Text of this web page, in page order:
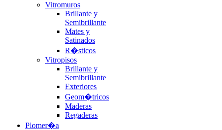
Vitromuros
Brillante y
Semibrillante
Mates y
Satinados
R�sticos
Vitropisos
Brillante y
Semibrillante
Exteriores
Geom�tricos
Maderas
Regaderas
Plomer�a